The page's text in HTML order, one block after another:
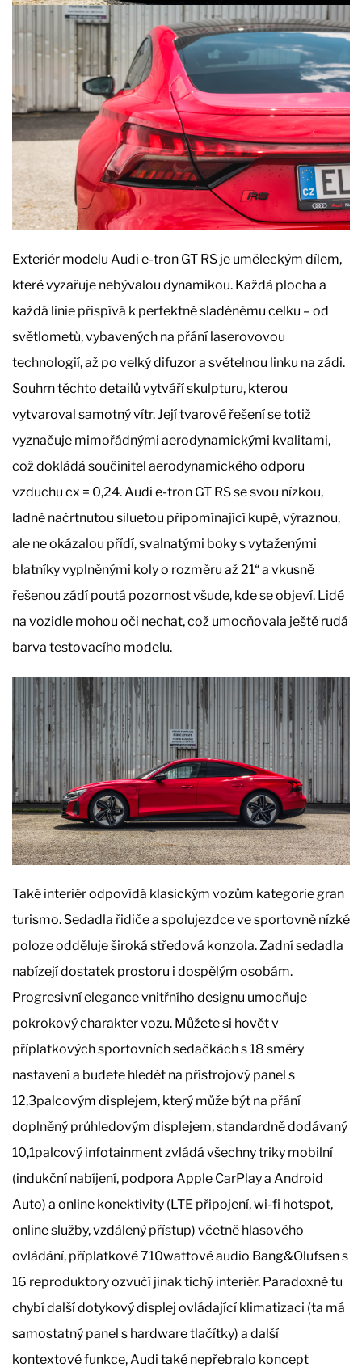
Exteriér modelu Audi e-tron GT RS je uměleckým dílem,
které vyzařuje nebývalou dynamikou. Každá plocha a
každá linie přispívá k perfektně sladěnému celku – od
světlometů, vybavených na přání laserovovou
technologií, až po velký difuzor a světelnou linku na zádi.
Souhrn těchto detailů vytváří skulpturu, kterou
vytvaroval samotný vítr. Její tvarové řešení se totiž
vyznačuje mimořádnými aerodynamickými kvalitami,
což dokládá součinitel aerodynamického odporu
vzduchu cx = 0,24. Audi e-tron GT RS se svou nízkou,
ladně načrtnutou siluetou připomínající kupé, výraznou,
ale ne okázalou přídí, svalnatými boky s vytaženými
blatníky vyplněnými koly o rozměru až 21“ a vkusně
řešenou zádí poutá pozornost všude, kde se objeví. Lidé
na vozidle mohou oči nechat, což umocňovala ještě rudá
barva testovacího modelu.
Také interiér odpovídá klasickým vozům kategorie gran
turismo. Sedadla řidiče a spolujezdce ve sportovně nízké
poloze odděluje široká středová konzola. Zadní sedadla
nabízejí dostatek prostoru i dospělým osobám.
Progresivní elegance vnitřního designu umocňuje
pokrokový charakter vozu. Můžete si hovět v
příplatkových sportovních sedačkách s 18 směry
nastavení a budete hledět na přístrojový panel s
12,3palcovým displejem, který může být na přání
doplněný průhledovým displejem, standardně dodávaný
10,1palcový infotainment zvládá všechny triky mobilní
(indukční nabíjení, podpora Apple CarPlay a Android
Auto) a online konektivity (LTE připojení, wi-fi hotspot,
online služby, vzdálený přístup) včetně hlasového
ovládání, příplatkové 710wattové audio Bang&Olufsen s
16 reproduktory ozvučí jinak tichý interiér. Paradoxně tu
chybí další dotykový displej ovládající klimatizaci (ta má
samostatný panel s hardware tlačítky) a další
kontextové funkce, Audi také nepřebralo koncept